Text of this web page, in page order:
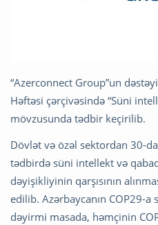
“Azerconnect Group”un
Həftəsi çərçivəsində “Süni
mövzusunda tədbir keçirilib.
Dövlət və özəl sektordan 30-
tədbirdə süni intellekt və
dəyişikliyinin qarşısının
edilib. Azərbaycanın COP29-
dəyirmi masada, həmçinin